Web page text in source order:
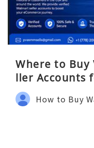
Where to Buy
ller Accounts
How to Buy